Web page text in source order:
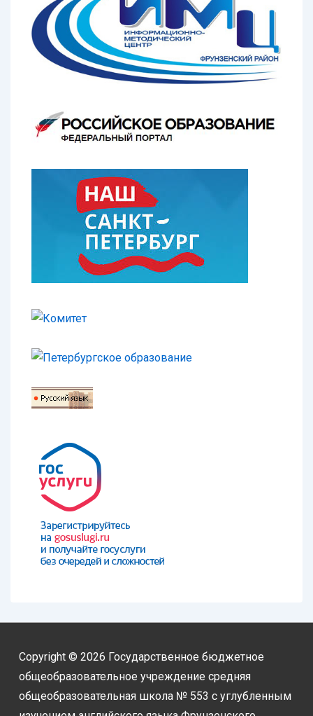
Copyright © 2026 Государственное бюджетное
общеобразовательное учреждение средняя
общеобразовательная школа № 553 с углубленным